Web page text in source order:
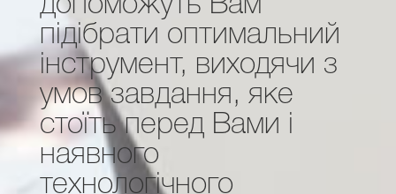
допоможуть Вам
підібрати оптимальний
інструмент, виходячи з
умов завдання, яке
стоїть перед Вами і
наявного
технологічного